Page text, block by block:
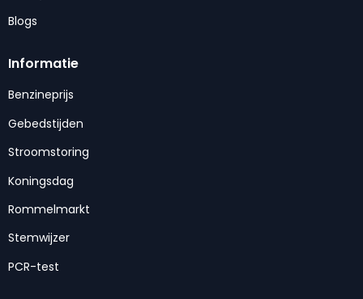
Blogs
Informatie
Benzineprijs
Gebedstijden
Stroomstoring
Koningsdag
Rommelmarkt
Stemwijzer
PCR-test